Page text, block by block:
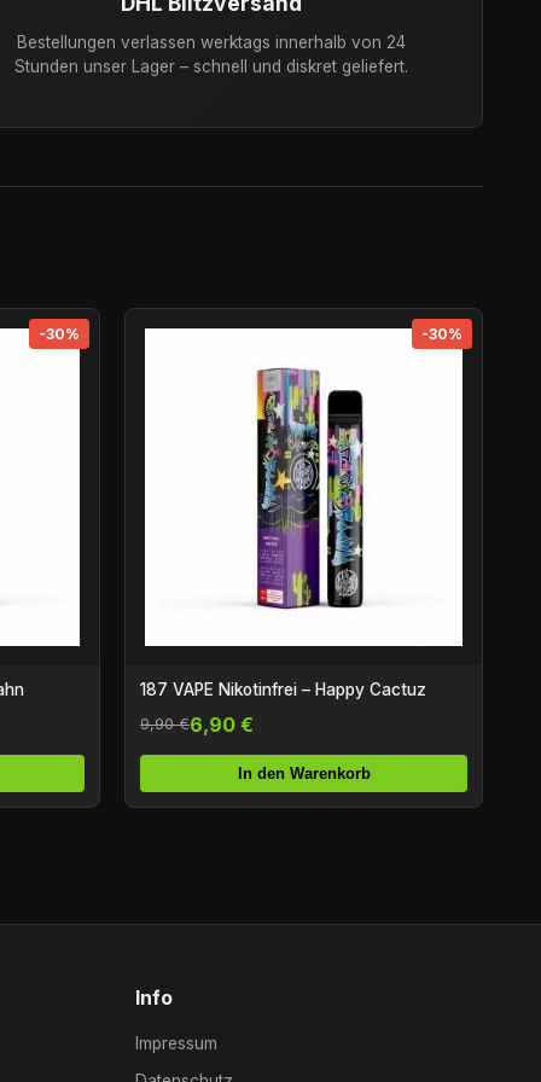
Bestellungen verlassen werktags innerhalb von 24
Stunden unser Lager – schnell und diskret geliefert.
-30% -30%
187 VAPE Nikotinfrei – Happy Cactuz
9,90 €6,90 €
In den Warenkorb
Info
Impressum